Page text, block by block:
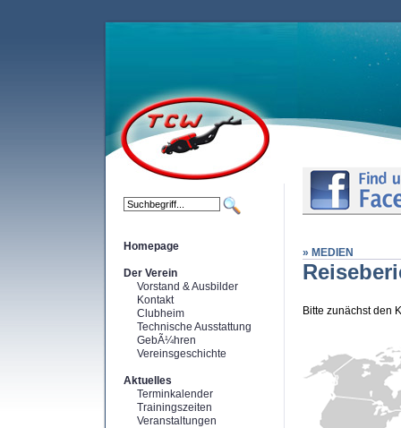
Homepage
Der Verein
Vorstand & Ausbilder
Kontakt
Clubheim
Technische Ausstattung
GebÃ¼hren
Vereinsgeschichte
Aktuelles
Terminkalender
Trainingszeiten
Veranstaltungen
» MEDIEN
Bitte zunächst den